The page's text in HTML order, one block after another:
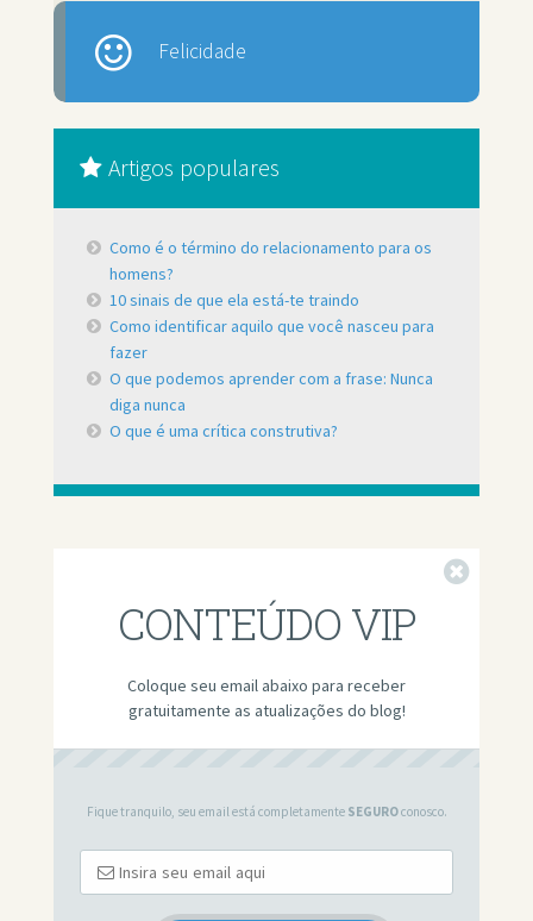
Felicidade
Artigos populares
Como é o término do relacionamento para os
homens?
10 sinais de que ela está-te traindo
Como identificar aquilo que você nasceu para
fazer
O que podemos aprender com a frase: Nunca
diga nunca
O que é uma crítica construtiva?
CONTEÚDO VIP
Coloque seu email abaixo para receber
gratuitamente as atualizações do blog!
Fique tranquilo, seu email está completamente SEGUROconosco.